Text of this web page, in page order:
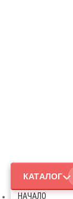
КАТАЛОГ
НАЧАЛО